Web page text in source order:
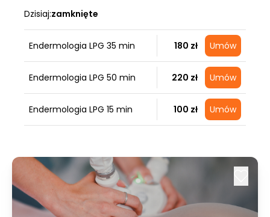
Dzisiaj:zamknięte
Endermologia LPG 35 min 180 zł Umów
Endermologia LPG 50 min 220 zł Umów
Endermologia LPG 15 min 100 zł Umów